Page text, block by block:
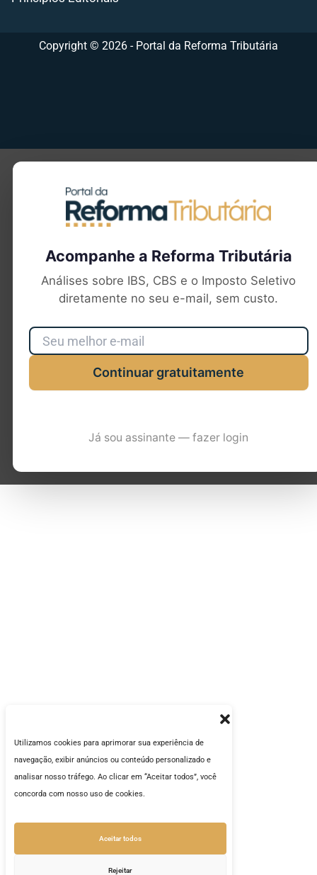
Utilizamos cookies para aprimorar sua experiência de
navegação, exibir anúncios ou conteúdo personalizado e
analisar nosso tráfego. Ao clicar em “Aceitar todos”, você
concorda com nosso uso de cookies.
Aceitar todos
Rejeitar
Copyright © 2026 - Portal da Reforma Tributária
Acompanhe a Reforma Tributária
Análises sobre IBS, CBS e o Imposto Seletivo
diretamente no seu e-mail, sem custo.
Continuar gratuitamente
Já sou assinante — fazer login